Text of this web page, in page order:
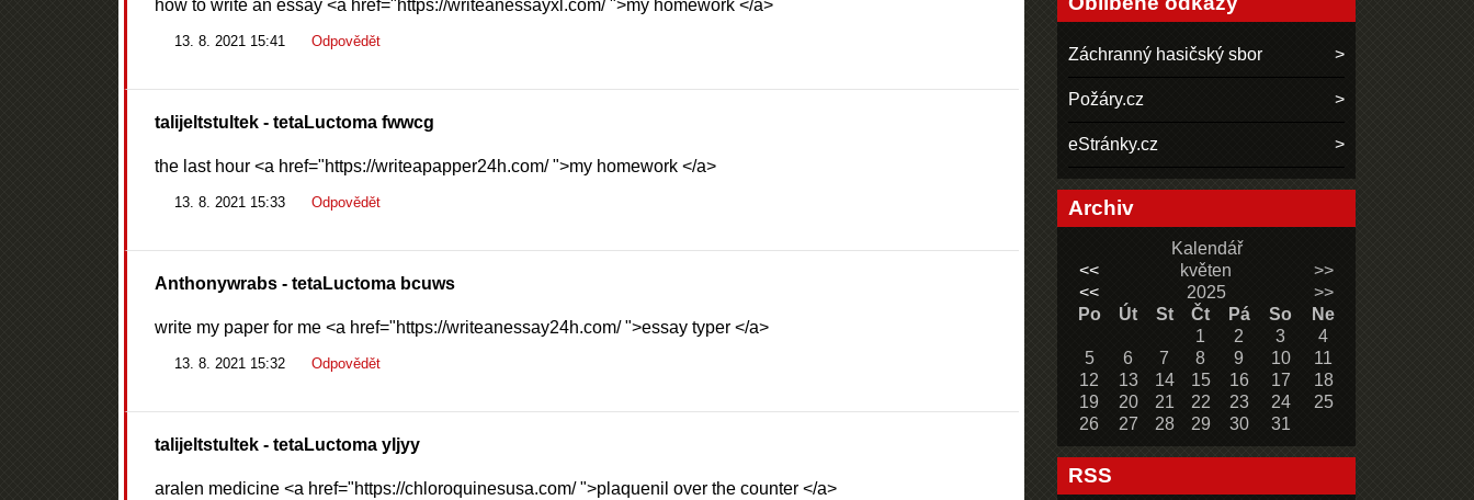
how to write an essay <a href="https://writeanessayxl.com/ ">my homework </a>
13. 8. 2021 15:41 Odpovědět
talijeltstultek- tetaLuctoma fwwcg
the last hour <a href="https://writeapapper24h.com/ ">my homework </a>
13. 8. 2021 15:33 Odpovědět
Anthonywrabs- tetaLuctoma bcuws
write my paper for me <a href="https://writeanessay24h.com/ ">essay typer </a>
13. 8. 2021 15:32 Odpovědět
talijeltstultek- tetaLuctoma yljyy
aralen medicine <a href="https://chloroquinesusa.com/ ">plaquenil over the counter </a>
Záchranný hasičský sbor
Požáry.cz
eStránky.cz
Archiv
Kalendář
<<
květen
>>
<<
2025
>>
Po
Út St Čt Pá So
Ne
1
2 3
4
5
6 7 8 9 10
11
12
13 14 15 16 17
18
19
20 21 22 23 24
25
26
27 28 29 30 31
RSS